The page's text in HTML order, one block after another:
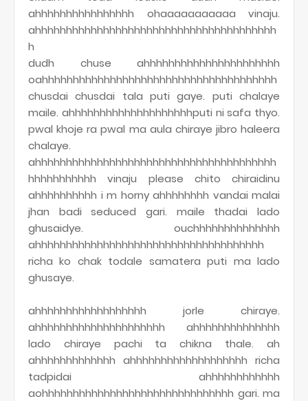
ahhhhhhhhhhhhhhhh ohaaaaaaaaaaa vinaju.
ahhhhhhhhhhhhhhhhhhhhhhhhhhhhhhhhhhhhhhh
h
dudh chuse ahhhhhhhhhhhhhhhhhhhhhh
oahhhhhhhhhhhhhhhhhhhhhhhhhhhhhhhhhhhhhh
chusdai chusdai tala puti gaye. puti chalaye
maile. ahhhhhhhhhhhhhhhhhhhhputi ni safa thyo.
pwal khoje ra pwal ma aula chiraye jibro haleera
chalaye.
ahhhhhhhhhhhhhhhhhhhhhhhhhhhhhhhhhhhhhhh
hhhhhhhhhhh vinaju please chito chiraidinu
ahhhhhhhhhh i m horny ahhhhhhhh vandai malai
jhan badi seduced gari. maile thadai lado
ghusaidye. ouchhhhhhhhhhhhhh
ahhhhhhhhhhhhhhhhhhhhhhhhhhhhhhhhhhhhh
richa ko chak todale samatera puti ma lado
ghusaye.
ahhhhhhhhhhhhhhhhhh jorle chiraye.
ahhhhhhhhhhhhhhhhhhhhh ahhhhhhhhhhhhhh
lado chiraye pachi ta chikna thale. ah
ahhhhhhhhhhhhh ahhhhhhhhhhhhhhhhhhh richa
tadpidai ahhhhhhhhhhhh
aohhhhhhhhhhhhhhhhhhhhhhhhhhhhhhh gari. ma